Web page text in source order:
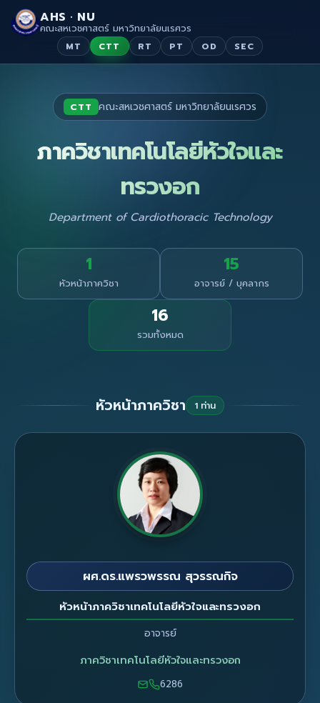
AHS · NU
คณะสหเวชศาสตร์ มหาวิทยาลัยนเรศวร
MT CTT RT PT OD SEC
CTT คณะสหเวชศาสตร์ มหาวิทยาลัยนเรศวร
ภาควิชาเทคโนโลยีหัวใจและ
ทรวงอก
Department of Cardiothoracic Technology
1
หัวหน้าภาควิชา
15
อาจารย์ / บุคลากร
16
รวมทั้งหมด
หัวหน้าภาควิชา 1 ท่าน
ผศ.ดร.แพรวพรรณ สุวรรณกิจ
หัวหน้าภาควิชาเทคโนโลยีหัวใจและทรวงอก
อาจารย์
ภาควิชาเทคโนโลยีหัวใจและทรวงอก
6286